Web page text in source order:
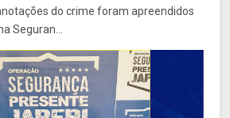
do crime foram apreendidos
Seguran...